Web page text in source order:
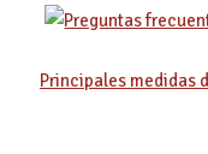
Principales medidas